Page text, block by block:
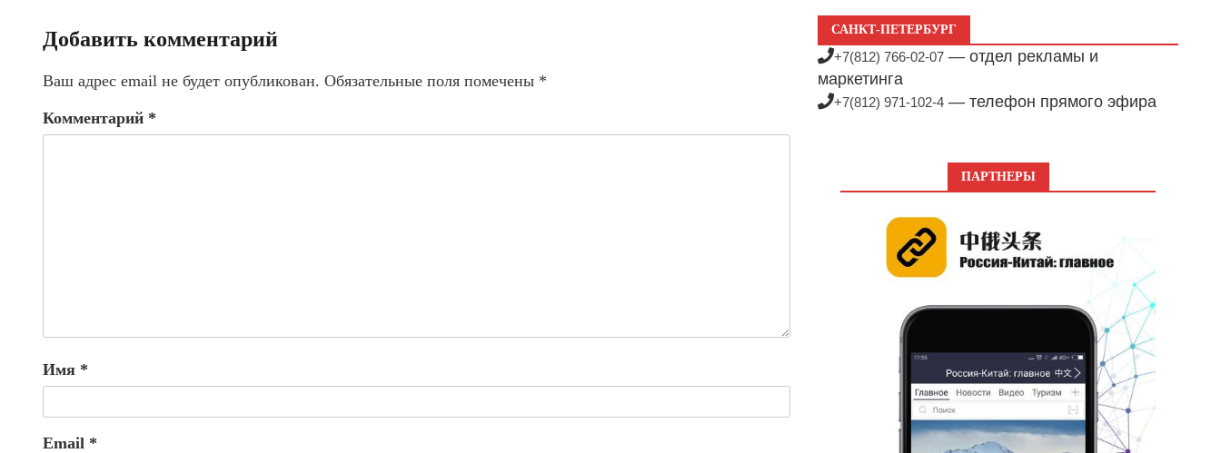
Добавить комментарий
Ваш адрес email не будет опубликован. Обязательные поля помечены *
Комментарий *
Имя *
Email *
САНКТ-ПЕТЕРБУРГ
+7(812) 766-02-07 — отдел рекламы и
маркетинга
+7(812) 971-102-4 — телефон прямого эфира
ПАРТНЕРЫ